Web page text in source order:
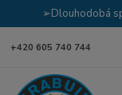
➢Dlouhodobá
+420 605 740 744